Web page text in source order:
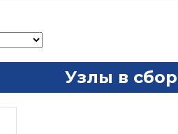
Узлы в